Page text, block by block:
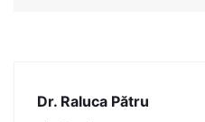
Dr. Raluca Pătru